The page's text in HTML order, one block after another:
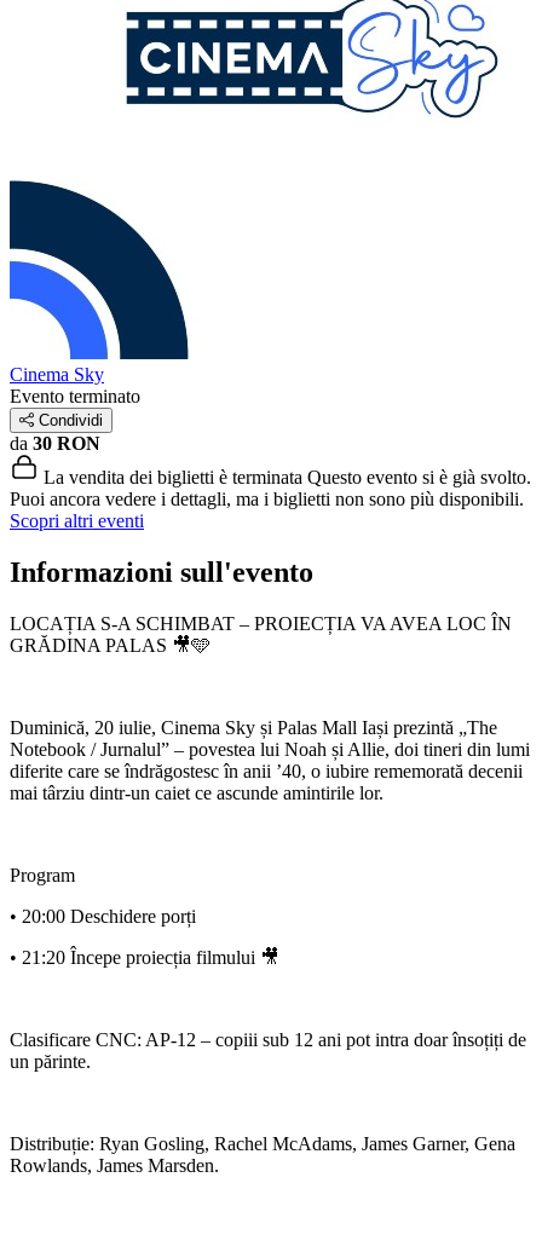
Cinema Sky
Evento terminato
Condividi
da 30 RON
La vendita dei biglietti è terminata Questo evento si è già svolto.
Puoi ancora vedere i dettagli, ma i biglietti non sono più disponibili.
Scopri altri eventi
Informazioni sull'evento
LOCAȚIA S-A SCHIMBAT – PROIECȚIA VA AVEA LOC ÎN
GRĂDINA PALAS 🎥🩵
Duminică, 20 iulie, Cinema Sky și Palas Mall Iași prezintă „The
Notebook / Jurnalul” – povestea lui Noah și Allie, doi tineri din lumi
diferite care se îndrăgostesc în anii ’40, o iubire rememorată decenii
mai târziu dintr-un caiet ce ascunde amintirile lor.
Program
• 20:00 Deschidere porți
• 21:20 Începe proiecția filmului 🎥
Clasificare CNC: AP-12 – copiii sub 12 ani pot intra doar însoțiți de
un părinte.
Distribuție: Ryan Gosling, Rachel McAdams, James Garner, Gena
Rowlands, James Marsden.